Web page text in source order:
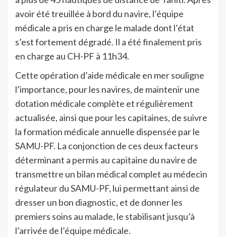
avoir été treuillée à bord du navire, l’équipe
médicale a pris en charge le malade dont l’état
s’est fortement dégradé. Il a été finalement pris
en charge au CH-PF à 11h34.
Cette opération d’aide médicale en mer souligne
l’importance, pour les navires, de maintenir une
dotation médicale complète et régulièrement
actualisée, ainsi que pour les capitaines, de suivre
la formation médicale annuelle dispensée par le
SAMU-PF. La conjonction de ces deux facteurs
déterminant a permis au capitaine du navire de
transmettre un bilan médical complet au médecin
régulateur du SAMU-PF, lui permettant ainsi de
dresser un bon diagnostic, et de donner les
premiers soins au malade, le stabilisant jusqu’à
l’arrivée de l’équipe médicale.